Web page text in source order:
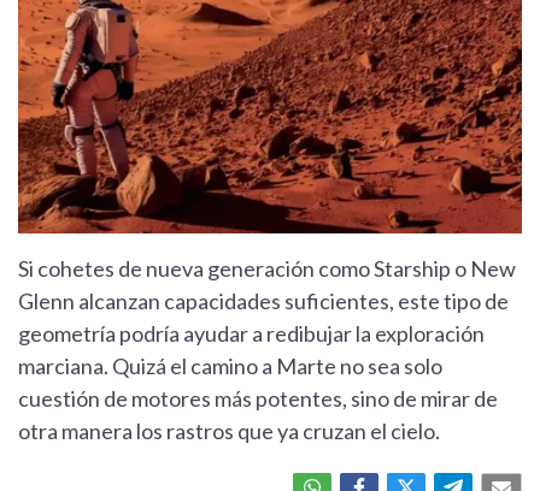
Si cohetes de nueva generación como Starship o New
Glenn alcanzan capacidades suficientes, este tipo de
geometría podría ayudar a redibujar la exploración
marciana. Quizá el camino a Marte no sea solo
cuestión de motores más potentes, sino de mirar de
otra manera los rastros que ya cruzan el cielo.